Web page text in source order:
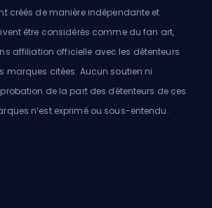
créés de manière indépendante et
être considérés comme du fan art,
affiliation officielle avec les détenteurs
marques citées. Aucun soutien ni
de la part des détenteurs de ces
n’est exprimé ou sous-entendu.